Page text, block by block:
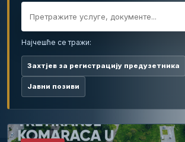
Најчешће се тражи:
Захтјев за регистрацију предузетника
Јавни позиви